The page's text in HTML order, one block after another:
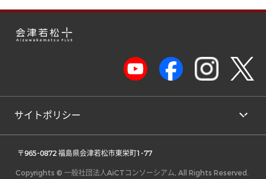
サイトポリシー
〒965-0872 福島県会津若松市東栄町1-77
Copyrights © 一般社団法人AiCTコンソーシアム, All Rights Reserved.